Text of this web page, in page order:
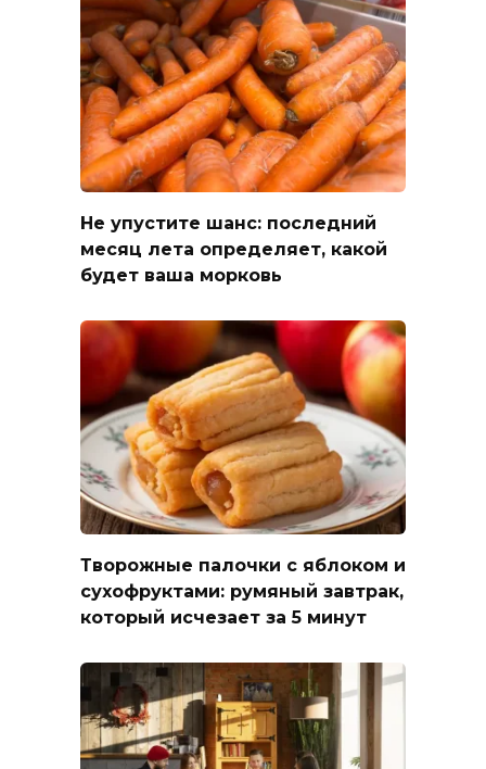
Не упустите шанс: последний
месяц лета определяет, какой
будет ваша морковь
Творожные палочки с яблоком и
сухофруктами: румяный завтрак,
который исчезает за 5 минут